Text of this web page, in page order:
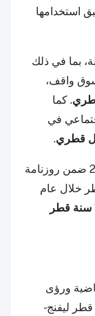
استخدامها
بما في ذلك
واقف،
. كما
في
.
وجاءت بطولة كأس العرب FIFA قطر 2025 ضمن روزنامة
خلال عام
كأس العالم FIFA تحت 17 سنة قطر
ورؤى
ليفنج -